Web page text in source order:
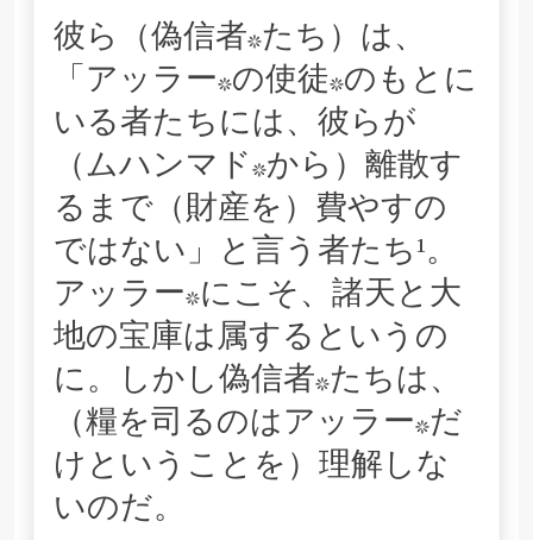
彼ら（偽信者*たち）は、
「アッラー*の使徒*のもとに
いる者たちには、彼らが
（ムハンマド*から）離散す
るまで（財産を）費やすの
ではない」と言う者たち¹。
アッラー*にこそ、諸天と大
地の宝庫は属するというの
に。しかし偽信者*たちは、
（糧を司るのはアッラー*だ
けということを）理解しな
いのだ。